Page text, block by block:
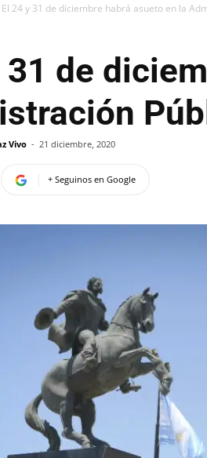
El 24 y 31 de diciembre habrá asueto en la
31 de
Vivo - 21 diciembre, 2020
+ Seguinos en Google